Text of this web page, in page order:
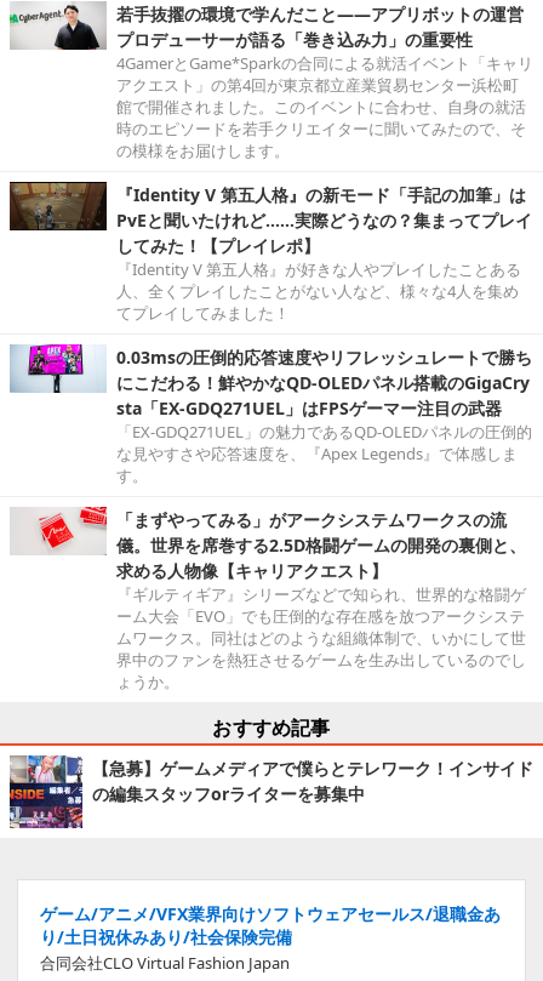
若手抜擢の環境で学んだこと――アプリボットの運営
プロデューサーが語る「巻き込み力」の重要性
4GamerとGame*Sparkの合同による就活イベント「キャリ
アクエスト」の第4回が東京都立産業貿易センター浜松町
館で開催されました。このイベントに合わせ、自身の就活
時のエピソードを若手クリエイターに聞いてみたので、そ
の模様をお届けします。
『Identity V 第五人格』の新モード「手記の加筆」は
PvEと聞いたけれど……実際どうなの？集まってプレイ
してみた！【プレイレポ】
『Identity V 第五人格』が好きな人やプレイしたことある
人、全くプレイしたことがない人など、様々な4人を集め
てプレイしてみました！
0.03msの圧倒的応答速度やリフレッシュレートで勝ち
にこだわる！鮮やかなQD-OLEDパネル搭載のGigaCry
sta「EX-GDQ271UEL」はFPSゲーマー注目の武器
「EX-GDQ271UEL」の魅力であるQD-OLEDパネルの圧倒的
な見やすさや応答速度を、『Apex Legends』で体感しま
す。
「まずやってみる」がアークシステムワークスの流
儀。世界を席巻する2.5D格闘ゲームの開発の裏側と、
求める人物像【キャリアクエスト】
『ギルティギア』シリーズなどで知られ、世界的な格闘ゲ
ーム大会「EVO」でも圧倒的な存在感を放つアークシステ
ムワークス。同社はどのような組織体制で、いかにして世
界中のファンを熱狂させるゲームを生み出しているのでし
ょうか。
おすすめ記事
【急募】ゲームメディアで僕らとテレワーク！インサイド
の編集スタッフorライターを募集中
ゲーム/アニメ/VFX業界向けソフトウェアセールス/退職金あ
り/土日祝休みあり/社会保険完備
合同会社CLO Virtual Fashion Japan